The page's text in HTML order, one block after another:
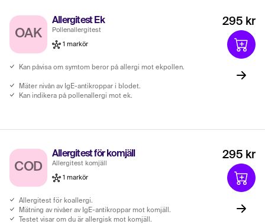
OAK
Allergitest Ek
Pollenallergitest
1 markör
Kan påvisa om symtom beror på allergi mot ekpollen.
Mäter nivån av IgE-antikroppar i blodet.
Kan indikera på pollenallergi mot ek.
295 kr
COD
Allergitest för komjäll
Allergitest komjäll
1 markör
Allergitest för koallergi.
Mätning av nivåer av IgE-antikroppar mot komjäll.
Testet visar om du är allergisk mot komjäll.
295 kr